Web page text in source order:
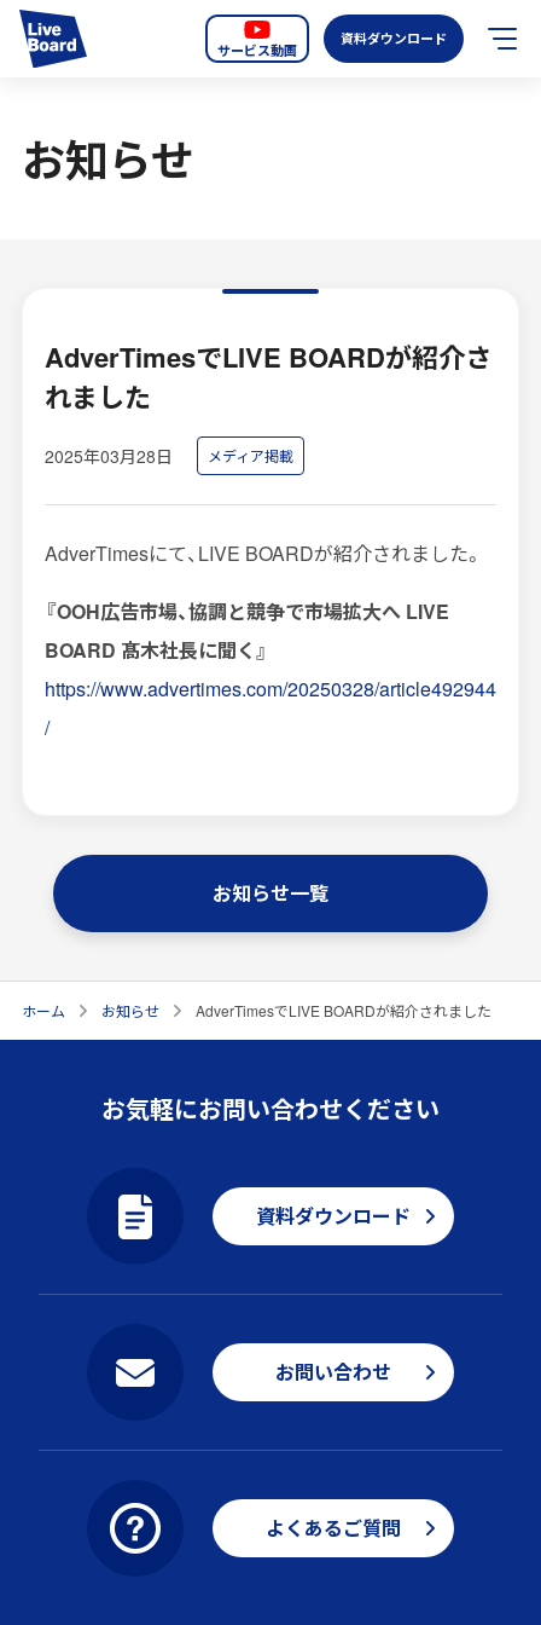
サービス動画
資料ダウンロード
サービス紹介
導入事例
全国のスクリーン
お知らせ
お問い合わせ
よくあるご質問
お知らせ
AdverTimesでLIVE BOARDが紹介さ
れました
2025年03月28日 メディア掲載
AdverTimesにて、LIVE BOARDが紹介されました。
『OOH広告市場、協調と競争で市場拡大へ LIVE
BOARD 髙木社長に聞く』
https://www.advertimes.com/20250328/article492944
/
お知らせ一覧
ホーム お知らせ AdverTimesでLIVE BOARDが紹介されました
お気軽にお問い合わせください
資料ダウンロード
お問い合わせ
よくあるご質問